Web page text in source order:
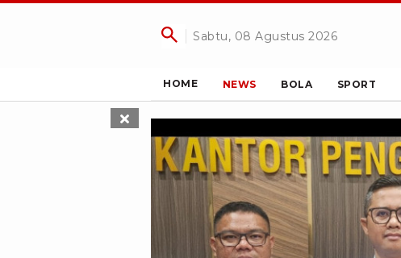
Sabtu, 08 Agustus 2026
HOME NEWS BOLA SPORT